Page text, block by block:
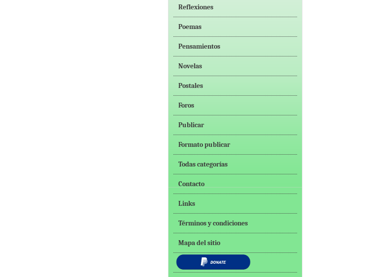
Reflexiones
Poemas
Pensamientos
Novelas
Postales
Foros
Publicar
Formato publicar
Todas categorías
Contacto
Links
Términos y condiciones
Mapa del sitio